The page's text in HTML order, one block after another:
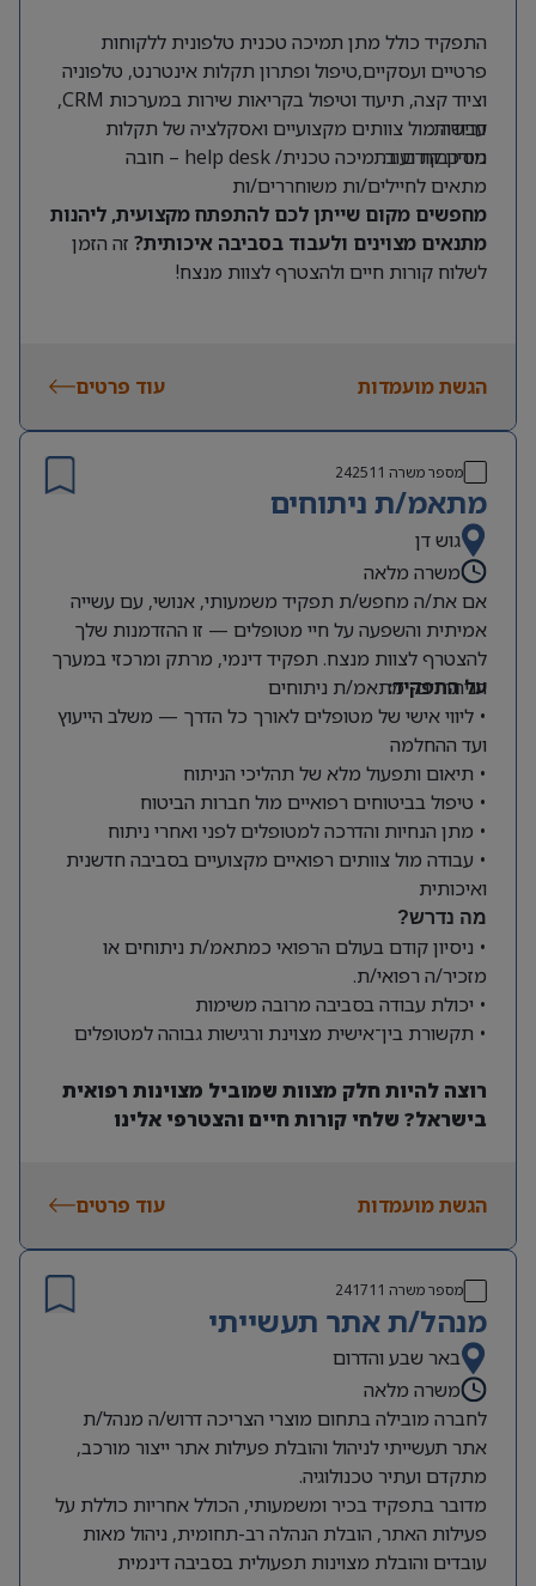
התפקיד כולל מתן תמיכה טכנית טלפונית ללקוחות
פרטיים ועסקיים,טיפול ופתרון תקלות אינטרנט, טלפוניה
וציוד קצה, תיעוד וטיפול בקריאות שירות במערכות CRM,
עבודה מול צוותים מקצועיים ואסקלציה של תקלות
מורכבות ועוד.
דרישות:
ניסיון קודם בתמיכה טכנית/ help desk – חובה
מתאים לחיילים/ות משוחררים/ות
מחפשים מקום שייתן לכם להתפתח מקצועית, ליהנות
מתנאים מצוינים ולעבוד בסביבה איכותית? זה הזמן
לשלוח קורות חיים ולהצטרף לצוות מנצח!
הגשת מועמדות עוד פרטים
מספר משרה 242511
מתאמ/ת ניתוחים
גוש דן
משרה מלאה
אם את/ה מחפש/ת תפקיד משמעותי, אנושי, עם עשייה
אמיתית והשפעה על חיי מטופלים — זו ההזדמנות שלך
להצטרף לצוות מנצח. תפקיד דינמי, מרתק ומרכזי במערך
הניתוחים- מתאמ/ת ניתוחים
על התפקיד:
• ליווי אישי של מטופלים לאורך כל הדרך — משלב הייעוץ
ועד ההחלמה
• תיאום ותפעול מלא של תהליכי הניתוח
• טיפול בביטוחים רפואיים מול חברות הביטוח
• מתן הנחיות והדרכה למטופלים לפני ואחרי ניתוח
• עבודה מול צוותים רפואיים מקצועיים בסביבה חדשנית
ואיכותית
מה נדרש?
• ניסיון קודם בעולם הרפואי כמתאמ/ת ניתוחים או
מזכיר/ה רפואי/ת.
• יכולת עבודה בסביבה מרובה משימות
• תקשורת בין־אישית מצוינת ורגישות גבוהה למטופלים
רוצה להיות חלק מצוות שמוביל מצוינות רפואית
בישראל? שלחי קורות חיים והצטרפי אלינו
הגשת מועמדות עוד פרטים
מספר משרה 241711
מנהל/ת אתר תעשייתי
באר שבע והדרום
משרה מלאה
לחברה מובילה בתחום מוצרי הצריכה דרוש/ה מנהל/ת
אתר תעשייתי לניהול והובלת פעילות אתר ייצור מורכב,
מתקדם ועתיר טכנולוגיה.
מדובר בתפקיד בכיר ומשמעותי, הכולל אחריות כוללת על
פעילות האתר, הובלת הנהלה רב-תחומית, ניהול מאות
עובדים והובלת מצוינות תפעולית בסביבה דינמית